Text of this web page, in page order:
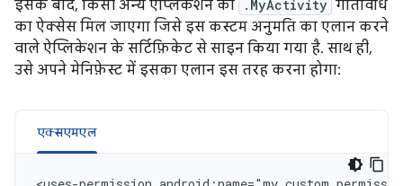
इसके बाद, किसी अन्य ऐप्लिकेशन को .MyActivity गतिविधि
का ऐक्सेस मिल जाएगा जिसे इस कस्टम अनुमति का एलान करने
वाले ऐप्लिकेशन के सर्टिफ़िकेट से साइन किया गया है. साथ ही,
उसे अपने मेनिफ़ेस्ट में इसका एलान इस तरह करना होगा:
एक्सएमएल